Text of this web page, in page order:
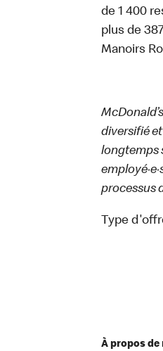
de 1 400
plus de
Manoirs
diversifié
longtemps
processus
Type
À propos de